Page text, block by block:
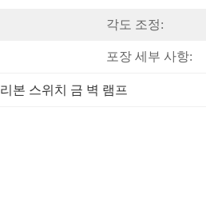
각도 조정:
포장 세부 사항:
리본 스위치 금 벽 램프